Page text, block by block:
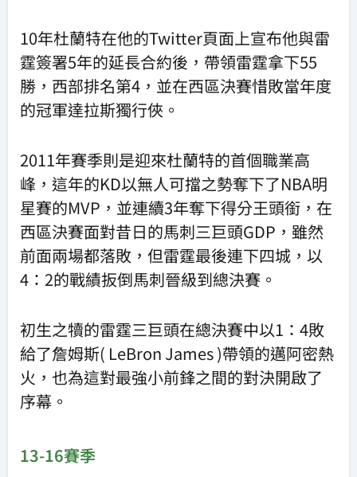
10年杜蘭特在他的Twitter頁面上宣布他與雷
霆簽署5年的延長合約後，帶領雷霆拿下55
勝，西部排名第4，並在西區決賽惜敗當年度
的冠軍達拉斯獨行俠。
2011年賽季則是迎來杜蘭特的首個職業高
峰，這年的KD以無人可擋之勢奪下了NBA明
星賽的MVP，並連續3年奪下得分王頭銜，在
西區決賽面對昔日的馬刺三巨頭GDP，雖然
前面兩場都落敗，但雷霆最後連下四城，以
4：2的戰績扳倒馬刺晉級到總決賽。
初生之犢的雷霆三巨頭在總決賽中以1：4敗
給了詹姆斯( LeBron James )帶領的邁阿密熱
火，也為這對最強小前鋒之間的對決開啟了
序幕。
13-16賽季